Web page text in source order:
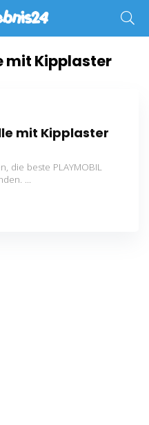
mit Kipplaster
mit Kipplaster
die beste PLAYMOBIL
...